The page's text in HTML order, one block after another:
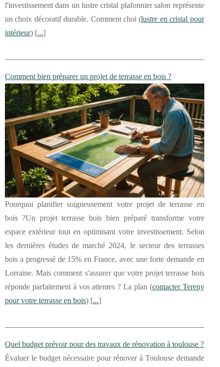
l'investissement dans un lustre cristal plafonnier salon représente
un choix décoratif durable. Comment choi (lustre en cristal pour
intérieur) [...]
Comment bien préparer un projet de terrasse en bois ?
Pourquoi planifier soigneusement votre projet de terrasse en
bois ?Un projet terrasse bois bien préparé transforme votre
espace extérieur tout en optimisant votre investissement. Selon
les dernières études de marché 2024, le secteur des terrasses
bois a progressé de 15% en France, avec une forte demande en
Lorraine. Mais comment s'assurer que votre projet terrasse bois
réponde parfaitement à vos attentes ? La plan (contacter Tereny
pour votre terrasse en bois) [...]
Quel budget prévoir pour des travaux de rénovation à toulouse ?
Évaluer le budget nécessaire pour rénover à Toulouse demande